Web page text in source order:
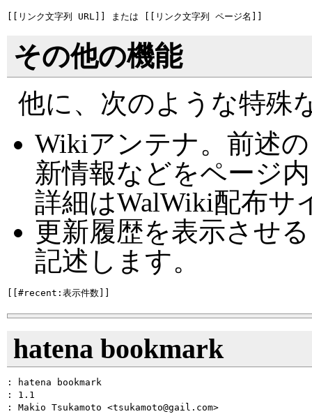
その他の機能
他に、次のような特殊
Wikiアンテナ。前述
新情報などをページ
詳細はWalWiki配布サ
更新履歴を表示させ
記述します。
hatena bookmark
: hatena bookmark
: 1.1
: Makio Tsukamoto <tsukamoto@gail.com>